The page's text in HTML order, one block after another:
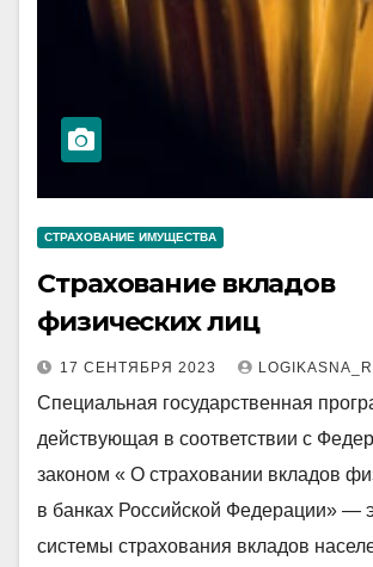
СТРАХОВАНИЕ ИМУЩЕСТВА
Страхование вкладов
физических лиц
17 СЕНТЯБРЯ 2023
Специальная государственная
действующая в соответствии с
законом « О страховании вкладов
в банках Российской Федерации» —
системы страхования вкладов